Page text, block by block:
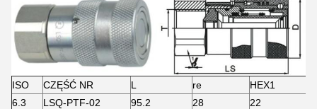
ISO CZĘŚĆ NR L re
HEX1
6.3
LSQ-PTF-02 95.2 28
22